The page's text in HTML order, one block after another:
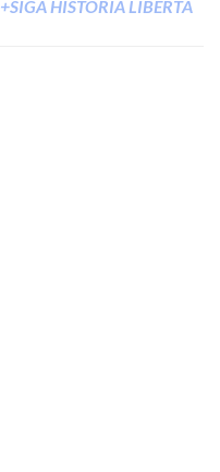
+SIGA HISTORIA LIBERTA